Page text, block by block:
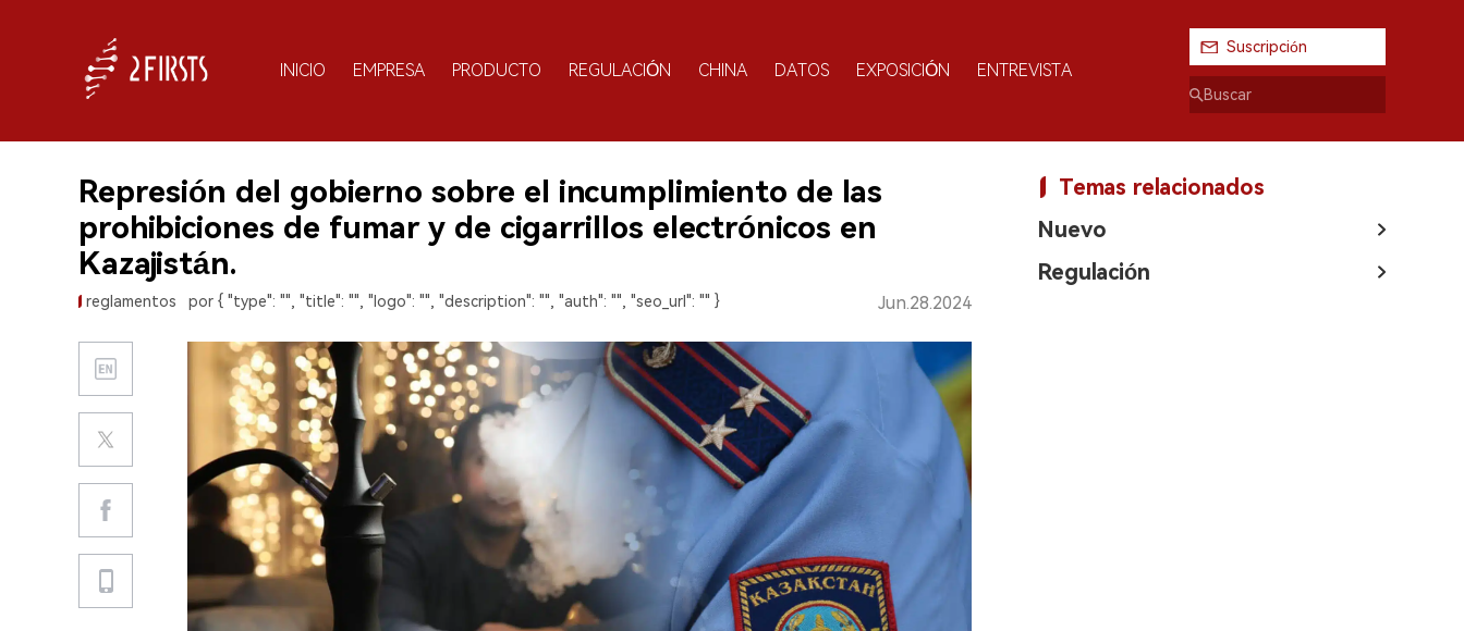
INICIO EMPRESA PRODUCTO REGULACIÓN CHINA DATOS EXPOSICIÓN ENTREVISTA
Suscripción
Represión del gobierno sobre el incumplimiento de las
prohibiciones de fumar y de cigarrillos electrónicos en
Kazajistán.
reglamentos por { "type": "", "title": "", "logo": "", "description": "", "auth": "", "seo_url": "" } Jun.28.2024
Temas relacionados
Nuevo
Regulación